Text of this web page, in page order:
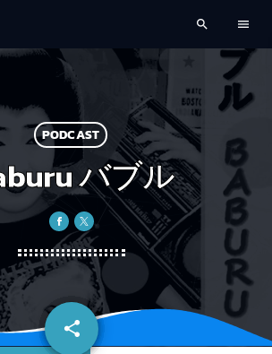
search menu
PODCAST
バブル
share
email